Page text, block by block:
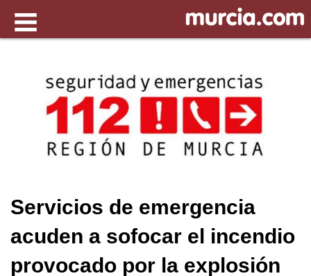
Servicios de emergencia
acuden a sofocar el incendio
provocado por la explosión